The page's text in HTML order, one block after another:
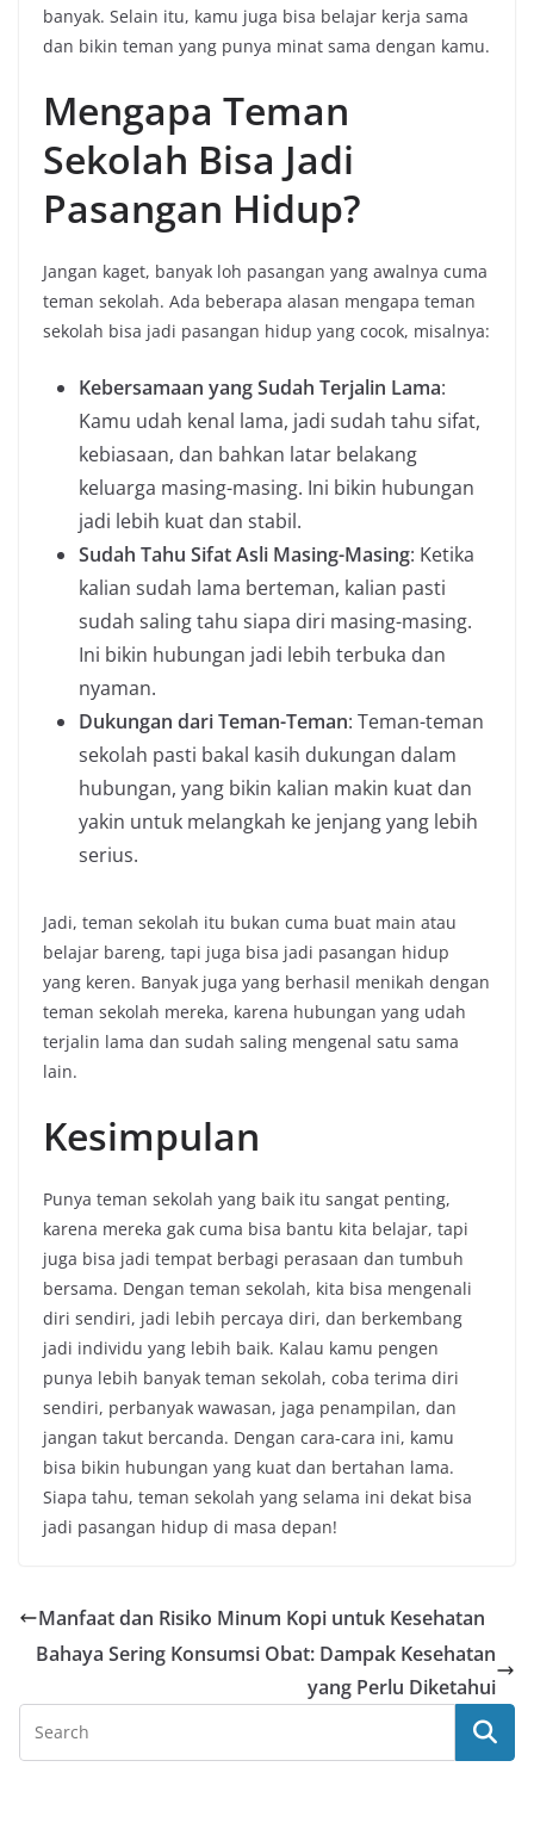
banyak. Selain itu, kamu juga bisa belajar kerja sama
dan bikin teman yang punya minat sama dengan kamu.
Mengapa Teman
Sekolah Bisa Jadi
Pasangan Hidup?
Jangan kaget, banyak loh pasangan yang awalnya cuma
teman sekolah. Ada beberapa alasan mengapa teman
sekolah bisa jadi pasangan hidup yang cocok, misalnya:
Kebersamaan yang Sudah Terjalin Lama:
Kamu udah kenal lama, jadi sudah tahu sifat,
kebiasaan, dan bahkan latar belakang
keluarga masing-masing. Ini bikin hubungan
jadi lebih kuat dan stabil.
Sudah Tahu Sifat Asli Masing-Masing: Ketika
kalian sudah lama berteman, kalian pasti
sudah saling tahu siapa diri masing-masing.
Ini bikin hubungan jadi lebih terbuka dan
nyaman.
Dukungan dari Teman-Teman: Teman-teman
sekolah pasti bakal kasih dukungan dalam
hubungan, yang bikin kalian makin kuat dan
yakin untuk melangkah ke jenjang yang lebih
serius.
Jadi, teman sekolah itu bukan cuma buat main atau
belajar bareng, tapi juga bisa jadi pasangan hidup
yang keren. Banyak juga yang berhasil menikah dengan
teman sekolah mereka, karena hubungan yang udah
terjalin lama dan sudah saling mengenal satu sama
lain.
Kesimpulan
Punya teman sekolah yang baik itu sangat penting,
karena mereka gak cuma bisa bantu kita belajar, tapi
juga bisa jadi tempat berbagi perasaan dan tumbuh
bersama. Dengan teman sekolah, kita bisa mengenali
diri sendiri, jadi lebih percaya diri, dan berkembang
jadi individu yang lebih baik. Kalau kamu pengen
punya lebih banyak teman sekolah, coba terima diri
sendiri, perbanyak wawasan, jaga penampilan, dan
jangan takut bercanda. Dengan cara-cara ini, kamu
bisa bikin hubungan yang kuat dan bertahan lama.
Siapa tahu, teman sekolah yang selama ini dekat bisa
jadi pasangan hidup di masa depan!
Manfaat dan Risiko Minum Kopi untuk Kesehatan
Bahaya Sering Konsumsi Obat: Dampak Kesehatan
yang Perlu Diketahui